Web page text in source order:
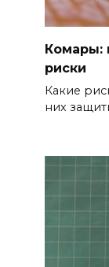
Комары:
риски
Какие
них